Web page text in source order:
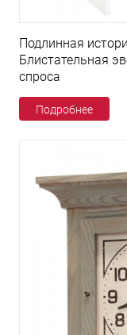
Подлинная
Блистательная
спроса
Подробнее